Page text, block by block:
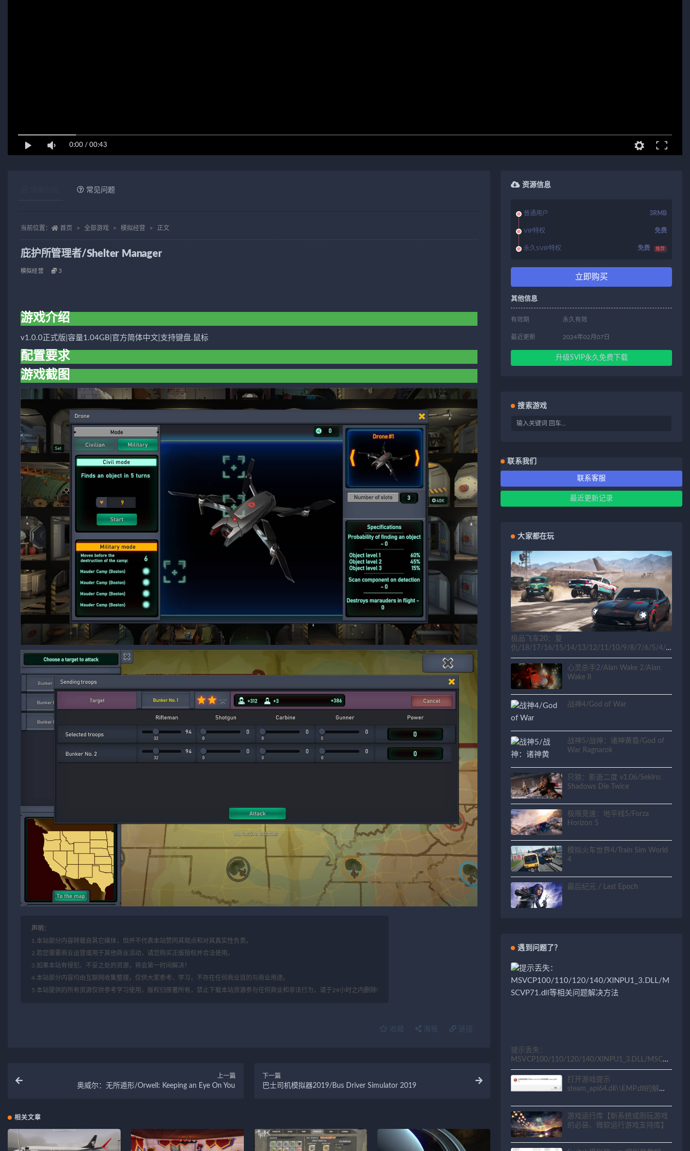
0:00 / 00:43
常见问题
当前位置： 首页 全部游戏 模拟经营 正文
庇护所管理者/Shelter Manager
模拟经营 3
游戏介绍
v1.0.0正式版|容量1.04GB|官方简体中文|支持键盘.鼠标
配置要求
游戏截图
声明：
1.本站部分内容转载自其它媒体，但并不代表本站赞同其观点和对其真实性负责。
2.若您需要商业运营或用于其他商业活动，请您购买正版授权并合法使用。
3.如果本站有侵犯、不妥之处的资源，将会第一时间解决！
4.本站部分内容均由互联网收集整理，仅供大家参考、学习，不存在任何商业目的与商业用途。
5.本站提供的所有资源仅供参考学习使用，版权归原著所有，禁止下载本站资源参与任何商业和非法行为，请于24小时之内删除!
收藏 海报 链接
上一篇
奥威尔：无所遁形/Orwell: Keeping an Eye On You
下一篇
巴士司机模拟器2019/Bus Driver Simulator 2019
相关文章
资源信息
普通用户 3RMB
VIP特权 免费
永久SVIP特权 免费 推荐
立即购买
其他信息
有效期 永久有效
最近更新 2024年02月07日
升级SVIP永久免费下载
搜索游戏
联系我们
联系客服
最近更新记录
大家都在玩
极品飞车20：复
仇/18/17/16/15/14/13/12/11/10/9/8/7/6/5/4/3
/2/1
心灵杀手2/Alan Wake 2/Alan
Wake II
战神4/God of War
战神5/战神：诸神黄昏/God of
War Ragnarok
只狼：影逝二度 v1.06/Sekiro:
Shadows Die Twice
极限竞速：地平线5/Forza
Horizon 5
模拟火车世界4/Train Sim World
4
最后纪元 / Last Epoch
遇到问题了？
提示丢失：
MSVCP100/110/120/140/XINPU1_3.DLL/MSCV
P71.dll等相关问题解决方法
打开游戏提示
steam_api64.dll\\EMP.dll的解决
游戏运行库【新系统或刚玩游戏
的必装、微软运行游戏支持库】